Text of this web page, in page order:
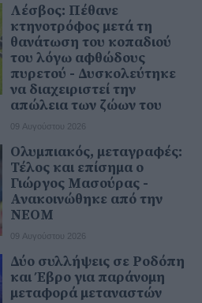
Λέσβος: Πέθανε
κτηνοτρόφος μετά τη
θανάτωση του κοπαδιού
του λόγω αφθώδους
πυρετού - Δυσκολεύτηκε
να διαχειριστεί την
απώλεια των ζώων του
09 Αυγούστου 2026
Ολυμπιακός, μεταγραφές:
Τέλος και επίσημα ο
Γιώργος Μασούρας -
Ανακοινώθηκε από την
ΝΕΟΜ
09 Αυγούστου 2026
Δύο συλλήψεις σε Ροδόπη
και Έβρο για παράνομη
μεταφορά μεταναστών